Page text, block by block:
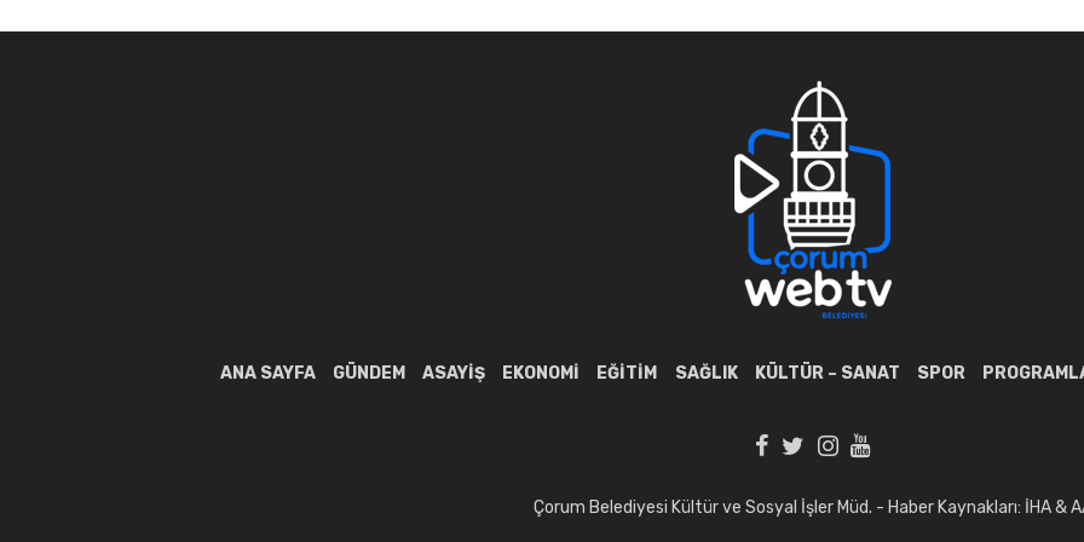
ANA SAYFA GÜNDEM ASAYIŞ EKONOMI EĞITIM SAĞLIK KÜLTÜR – SANAT SPOR
Çorum Belediyesi Kültür ve Sosyal İşler Müd. - Haber Kaynakları: İHA &